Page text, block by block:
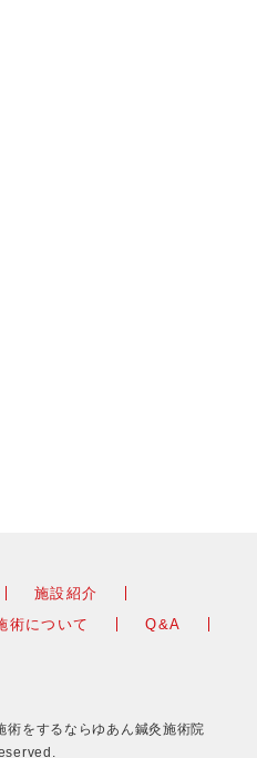
施設紹介
術について
Q&A
術をするならゆあん鍼灸施術院